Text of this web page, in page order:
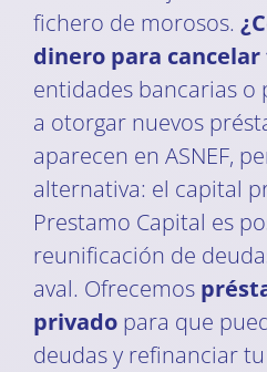
fichero de morosos.
dinero para cancelar
entidades bancarias o
a otorgar nuevos
aparecen en ASNEF,
alternativa: el capital
Prestamo Capital es
reunificación de
aval. Ofrecemos
privadopara que
deudas y refinanciar